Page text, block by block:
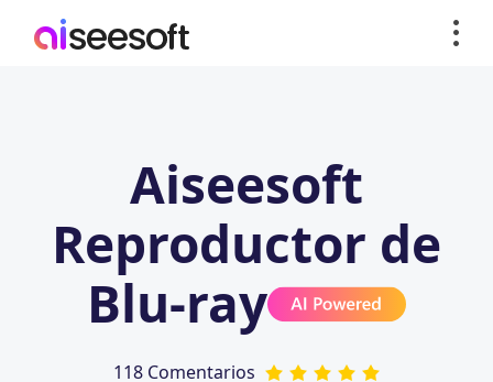
Aiseesoft
Reproductor de
Blu-ray
118 Comentarios